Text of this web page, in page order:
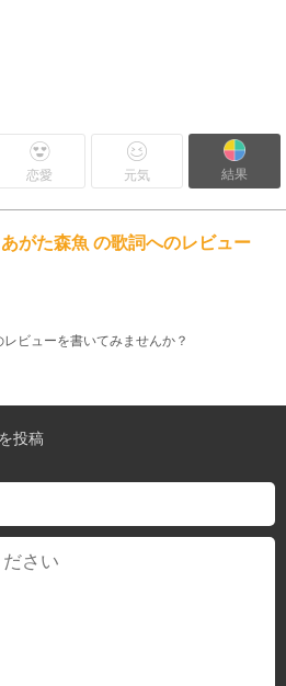
恋愛 元気 結果
がた森魚 の歌詞へのレビュー
ビューを書いてみませんか？
投稿